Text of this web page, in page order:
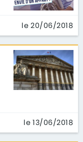
le 20/06/2018
le 13/06/2018